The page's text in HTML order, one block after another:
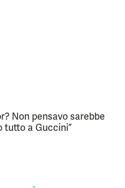
Non pensavo sarebbe
tutto a Guccini”